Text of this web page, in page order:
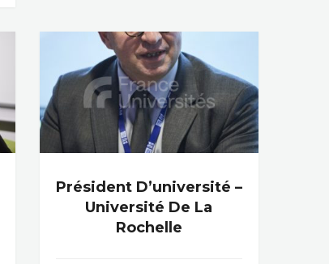
Président D’université –
Université De La
Rochelle